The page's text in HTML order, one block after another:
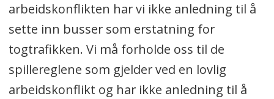
arbeidskonflikten har vi ikke anledning til å
sette inn busser som erstatning for
togtrafikken. Vi må forholde oss til de
spillereglene som gjelder ved en lovlig
arbeidskonflikt og har ikke anledning til å